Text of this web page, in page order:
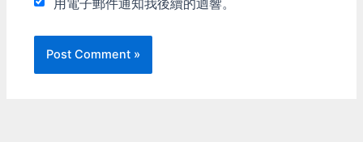
用電子郵件通知我後續的迴響。